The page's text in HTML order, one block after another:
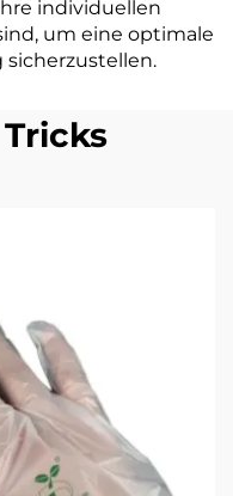
individuellen
um eine optimale